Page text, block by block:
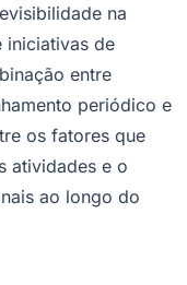
na
iniciativas de
entre
periódico e
os fatores que
atividades e o
ao longo do